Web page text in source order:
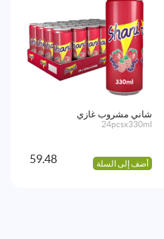
شاني مشروب غازي
24pcsx330ml
أضف إلى السلة 59.48